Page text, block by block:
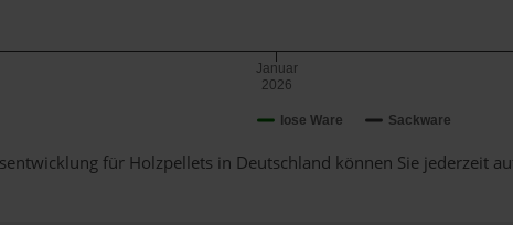
lose Ware Sackware
Januar
2026
für Holzpellets in Deutschland können Sie jederzeit